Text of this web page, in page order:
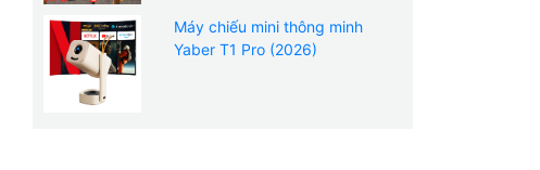
Máy chiếu mini thông minh
Yaber T1 Pro (2026)